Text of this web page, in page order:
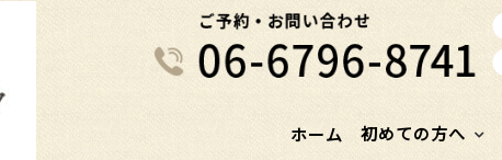
ホーム 初めての方へ